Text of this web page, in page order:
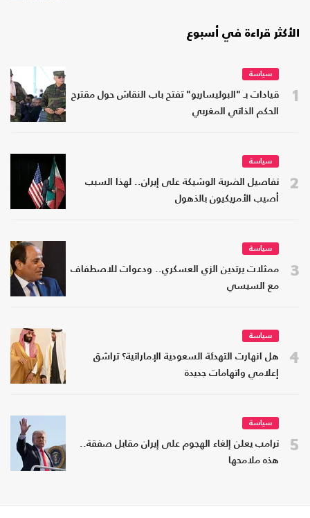
الأكثر قراءة في أسبوع
1
سياسة
قيادات بـ "البوليساريو" تفتح باب النقاش حول مقترح
الحكم الذاتي المغربي
2
سياسة
تفاصيل الضربة الوشيكة على إيران.. لهذا السبب
أصيب الأمريكيون بالذهول
3
سياسة
ممثلات يرتدين الزي العسكري.. ودعوات للاصطفاف
مع السيسي
4
سياسة
هل انهارت التهدئة السعودية الإماراتية؟ تراشق
إعلامي واتهامات جديدة
5
سياسة
ترامب يعلن إلغاء الهجوم على إيران مقابل صفقة..
هذه ملامحها